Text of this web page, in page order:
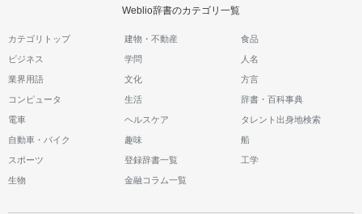
Weblio辞書のカテゴリ一覧
カテゴリトップ 建物・不動産 食品
ビジネス 学問 人名
業界用語 文化 方言
コンピュータ 生活 辞書・百科事典
電車 ヘルスケア タレント出身地検索
自動車・バイク 趣味 船
スポーツ 登録辞書一覧 工学
生物 金融コラム一覧